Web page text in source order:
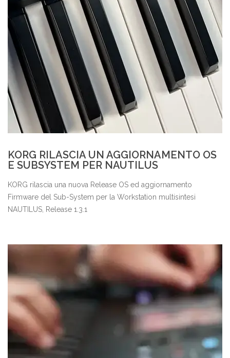
KORG RILASCIA UN AGGIORNAMENTO OS
E SUBSYSTEM PER NAUTILUS
KORG rilascia una nuova Release OS ed aggiornamento
Firmware del Sub-System per la Workstation multisintesi
NAUTILUS, Release 1.3.1